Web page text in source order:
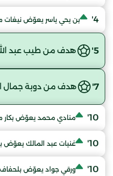
4' بن يحي ياسر يعوّض نيغات
5' هدف من طيب عبد
7' هدف من دوبة جمال
10' منادي محمد يعوّض بكار
10' غنيات عبد المالك يعوّض
10' ورقي جواد يعوّض بلحفاف